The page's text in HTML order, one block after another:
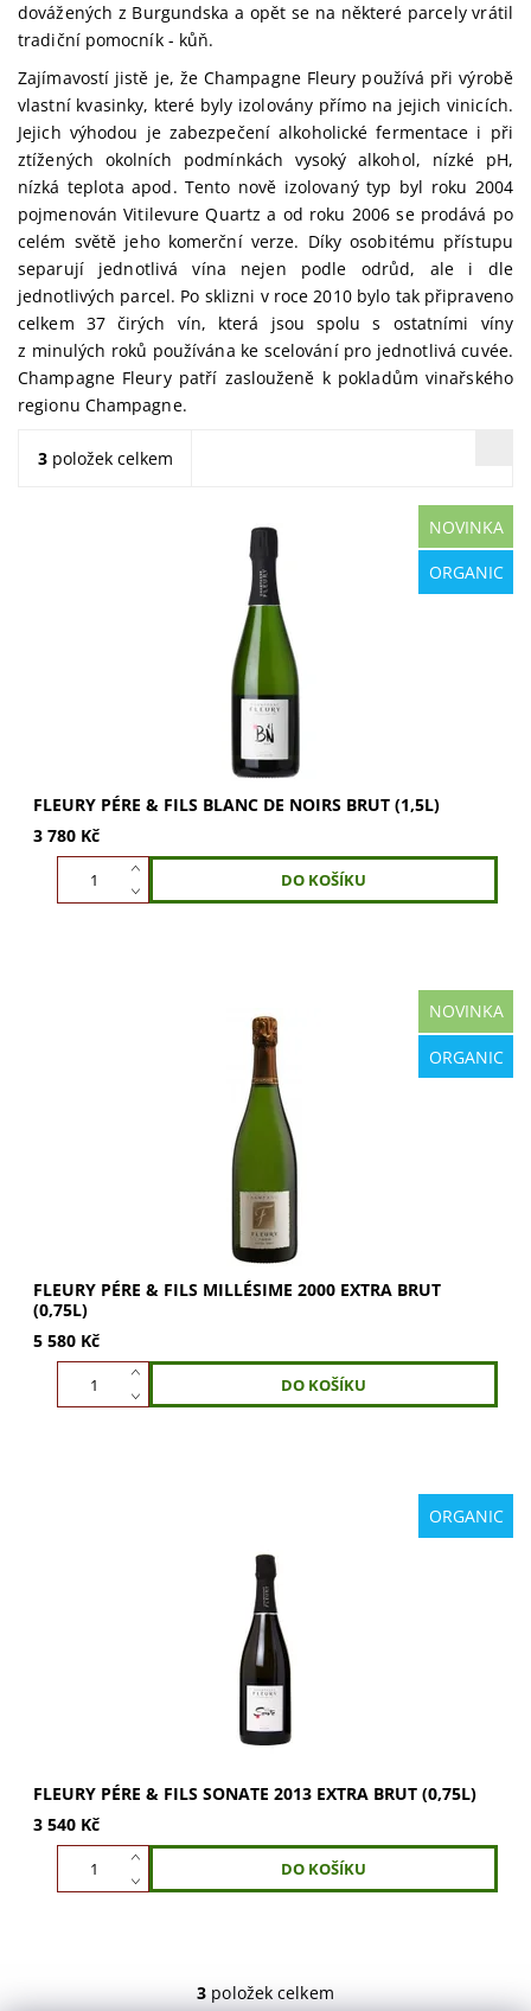
dovážených z Burgundska a opět se na některé parcely vrátil
tradiční pomocník - kůň.
Zajímavostí jistě je, že Champagne Fleury používá při výrobě
vlastní kvasinky, které byly izolovány přímo na jejich vinicích.
Jejich výhodou je zabezpečení alkoholické fermentace i při
ztížených okolních podmínkách vysoký alkohol, nízké pH,
nízká teplota apod. Tento nově izolovaný typ byl roku 2004
pojmenován Vitilevure Quartz a od roku 2006 se prodává po
celém světě jeho komerční verze. Díky osobitému přístupu
separují jednotlivá vína nejen podle odrůd, ale i dle
jednotlivých parcel. Po sklizni v roce 2010 bylo tak připraveno
celkem 37 čirých vín, která jsou spolu s ostatními víny
z minulých roků používána ke scelování pro jednotlivá cuvée.
Champagne Fleury patří zaslouženě k pokladům vinařského
regionu Champagne.
3 položek celkem
NOVINKA
ORGANIC
Fleury Pére & Fils Blanc de Noirs Brut 1,5l. Šampaňské
100% Pinot Noir, slámově zlaté barvy. Vůně jahod, liči a
medu. Chuť harmonická s výraznou...
FLEURY PÉRE & FILS BLANC DE NOIRS BRUT (1,5L)
3 780 Kč
NOVINKA
ORGANIC
Fleury Pére & Fils Millésime 2000 Extra Brut: Komplexní
vůně anýzu, ovoce a květin. Chuť pomeranče, kardamonu,
máty a kouře. Krémové, bohaté a...
FLEURY PÉRE & FILS MILLÉSIME 2000 EXTRA BRUT
(0,75L)
5 580 Kč
ORGANIC
Fleury Pére & Fils Sonate 2011 Extra Brut: 60% Pinot Noir,
40% Chardonnay. Šampaňské bez sulfátů s vůní žlutého
ovoce a pražených oříšků. Plné,...
FLEURY PÉRE & FILS SONATE 2013 EXTRA BRUT (0,75L)
3 540 Kč
3 položek celkem